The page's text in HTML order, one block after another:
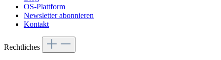
OS-Plattform
Newsletter abonnieren
Kontakt
Rechtliches